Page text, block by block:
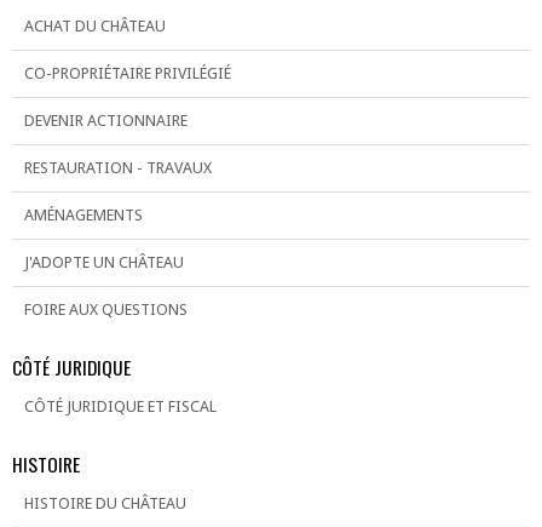
ACHAT DU CHÂTEAU
CO-PROPRIÉTAIRE PRIVILÉGIÉ
DEVENIR ACTIONNAIRE
RESTAURATION - TRAVAUX
AMÉNAGEMENTS
J'ADOPTE UN CHÂTEAU
FOIRE AUX QUESTIONS
CÔTÉ JURIDIQUE
CÔTÉ JURIDIQUE ET FISCAL
HISTOIRE
HISTOIRE DU CHÂTEAU